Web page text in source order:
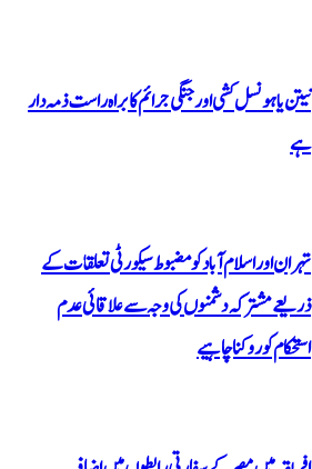
نیتن یاہو نسل کشی اور جنگی جرائم کا براہ راست ذمہ دار
ہے
تہران اور اسلام آباد کو مضبوط سیکورٹی تعلقات کے
ذریعے مشترکہ دشمنوں کی وجہ سے علاقائی عدم
استحکام کو روکنا چاہیے